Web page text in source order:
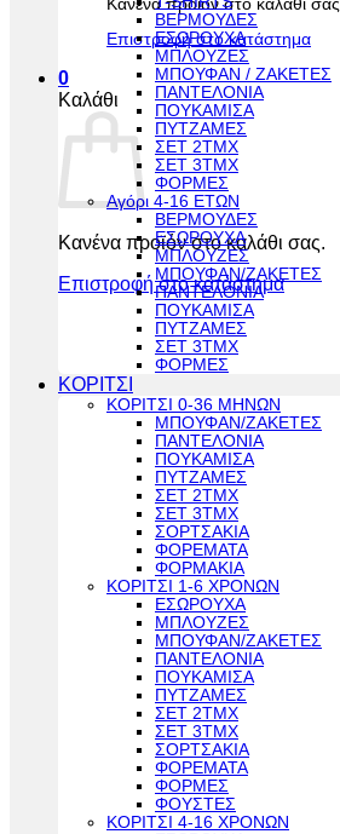
Κανένα προϊόν στο καλάθι σας.
Επιστροφή στο κατάστημα
0
Καλάθι
Κανένα προϊόν στο καλάθι σας.
Επιστροφή στο κατάστημα
ΒΕΡΜΟΥΔΕΣ
ΕΣΩΡΟΥΧΑ
ΜΠΛΟΥΖΕΣ
ΜΠΟΥΦΑΝ / ΖΑΚΕΤΕΣ
ΠΑΝΤΕΛΟΝΙΑ
ΠΟΥΚΑΜΙΣΑ
ΠΥΤΖΑΜΕΣ
ΣΕΤ 2ΤΜΧ
ΣΕΤ 3ΤΜΧ
ΦΟΡΜΕΣ
Αγόρι 4-16 ΕΤΩΝ
ΒΕΡΜΟΥΔΕΣ
ΕΣΩΡΟΥΧΑ
ΜΠΛΟΥΖΕΣ
ΜΠΟΥΦΑΝ/ΖΑΚΕΤΕΣ
ΠΑΝΤΕΛΟΝΙΑ
ΠΟΥΚΑΜΙΣΑ
ΠΥΤΖΑΜΕΣ
ΣΕΤ 3ΤΜΧ
ΦΟΡΜΕΣ
ΚΟΡΙΤΣΙ
ΚΟΡΙΤΣΙ 0-36 ΜΗΝΩΝ
ΜΠΟΥΦΑΝ/ΖΑΚΕΤΕΣ
ΠΑΝΤΕΛΟΝΙΑ
ΠΟΥΚΑΜΙΣΑ
ΠΥΤΖΑΜΕΣ
ΣΕΤ 2ΤΜΧ
ΣΕΤ 3ΤΜΧ
ΣΟΡΤΣΑΚΙΑ
ΦΟΡΕΜΑΤΑ
ΦΟΡΜΑΚΙΑ
ΚΟΡΙΤΣΙ 1-6 ΧΡΟΝΩΝ
ΕΣΩΡΟΥΧΑ
ΜΠΛΟΥΖΕΣ
ΜΠΟΥΦΑΝ/ΖΑΚΕΤΕΣ
ΠΑΝΤΕΛΟΝΙΑ
ΠΟΥΚΑΜΙΣΑ
ΠΥΤΖΑΜΕΣ
ΣΕΤ 2ΤΜΧ
ΣΕΤ 3ΤΜΧ
ΣΟΡΤΣΑΚΙΑ
ΦΟΡΕΜΑΤΑ
ΦΟΡΜΕΣ
ΦΟΥΣΤΕΣ
ΚΟΡΙΤΣΙ 4-16 ΧΡΟΝΩΝ